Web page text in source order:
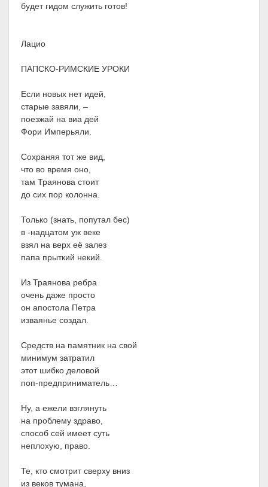
будет гидом служить готов!
Лацио
ПАПСКО-РИМСКИЕ УРОКИ
Если новых нет идей,
старые завяли, –
поезжай на виа дей
Фори Имперьяли.
Сохраняя тот же вид,
что во время оно,
там Траянова стоит
до сих пор колонна.
Только (знать, попутал бес)
в -надцатом уж веке
взял на верх её залез
папа прыткий некий.
Из Траянова ребра
очень даже просто
он апостола Петра
изваянье создал.
Средств на памятник на свой
минимум затратил
этот шибко деловой
поп-предприниматель…
Ну, а ежели взглянуть
на проблему здраво,
способ сей имеет суть
неплохую, право.
Те, кто смотрит сверху вниз
из веков тумана,